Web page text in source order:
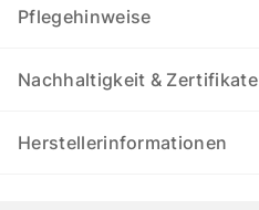
Pflegehinweise
Nachhaltigkeit & Zertifikate
Herstellerinformationen